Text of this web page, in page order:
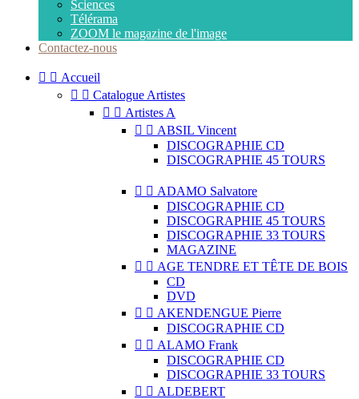
Sciences
Télérama
ZOOM le magazine de l'image
Contactez-nous
  Accueil
  Catalogue Artistes
  Artistes A
  ABSIL Vincent
DISCOGRAPHIE CD
DISCOGRAPHIE 45 TOURS
  ADAMO Salvatore
DISCOGRAPHIE CD
DISCOGRAPHIE 45 TOURS
DISCOGRAPHIE 33 TOURS
MAGAZINE
  AGE TENDRE ET TÊTE DE BOIS
CD
DVD
  AKENDENGUE Pierre
DISCOGRAPHIE CD
  ALAMO Frank
DISCOGRAPHIE CD
DISCOGRAPHIE 33 TOURS
  ALDEBERT